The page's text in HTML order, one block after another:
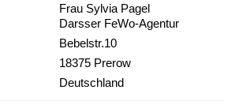
Frau Sylvia Pagel
Darsser FeWo-Agentur
Bebelstr.10
18375 Prerow
Deutschland